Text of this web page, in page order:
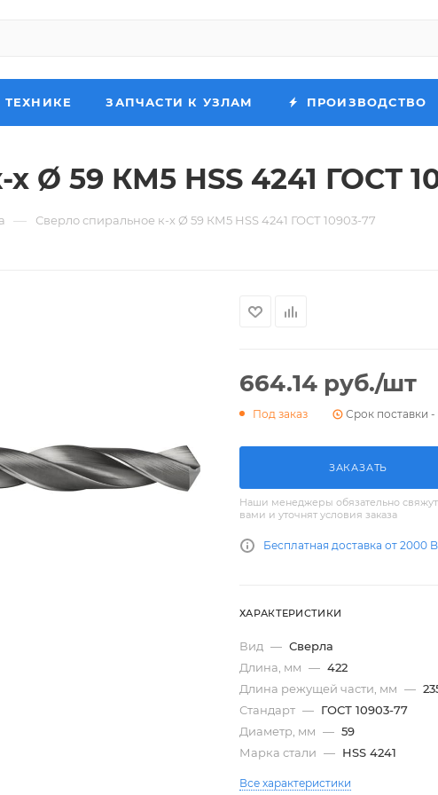
ЗАПЧАСТИ К УЗЛАМ ПРОИЗВОДСТВО
Ø 59 КМ5 HSS 4241 ГОСТ
— Сверло спиральное к-х Ø 59 КМ5 HSS 4241 ГОСТ 10903-77
664.14 руб./шт
Под заказ Срок поставки -
ЗАКАЗАТЬ
Наши менеджеры обязательно
вами и уточнят условия заказа
Бесплатная доставка от 2000
ХАРАКТЕРИСТИКИ
Вид — Сверла
Длина, мм — 422
Длина режущей части, мм —
Стандарт — ГОСТ 10903-77
Диаметр, мм — 59
Марка стали — HSS 4241
Все характеристики